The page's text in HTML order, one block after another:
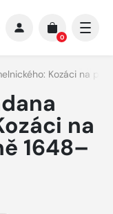
0
Kozáci na
na
1648–